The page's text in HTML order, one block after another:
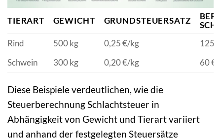
TIERART GEWICHT GRUNDSTEUERSATZ
Rind
500 kg 0,25 €/kg
125 €
Schwein
300 kg 0,20 €/kg 60 €
Diese Beispiele verdeutlichen, wie die
Steuerberechnung Schlachtsteuer in
Abhängigkeit von Gewicht und Tierart variiert
und anhand der festgelegten Steuersätze